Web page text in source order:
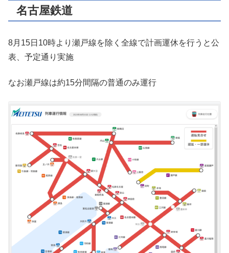
名古屋鉄道
8月15日10時より瀬戸線を除く全線で計画運休を行うと公
表、予定通り実施
なお瀬戸線は約15分間隔の普通のみ運行